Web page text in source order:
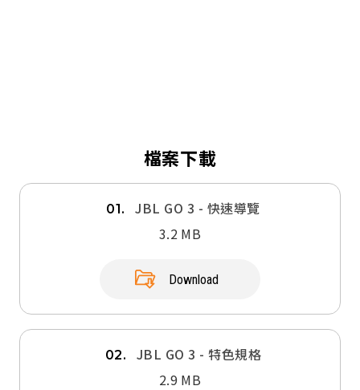
檔案下載
01.
JBL GO 3 - 快速導覽
3.2 MB
Download
02.
JBL GO 3 - 特色規格
2.9 MB